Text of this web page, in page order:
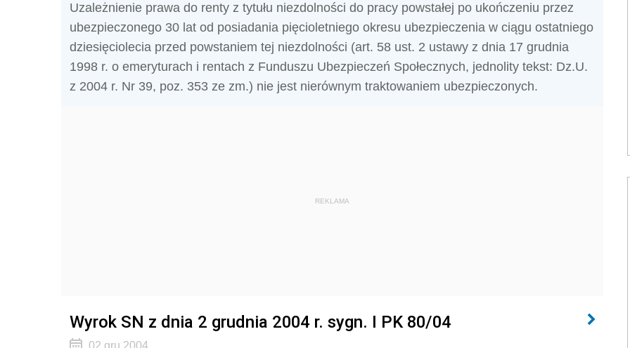
Uzależnienie prawa do renty z tytułu niezdolności do pracy powstałej po ukończeniu przez
ubezpieczonego 30 lat od posiadania pięcioletniego okresu ubezpieczenia w ciągu ostatniego
dziesięciolecia przed powstaniem tej niezdolności (art. 58 ust. 2 ustawy z dnia 17 grudnia
1998 r. o emeryturach i rentach z Funduszu Ubezpieczeń Społecznych, jednolity tekst: Dz.U.
z 2004 r. Nr 39, poz. 353 ze zm.) nie jest nierównym traktowaniem ubezpieczonych.
REKLAMA
Wyrok SN z dnia 2 grudnia 2004 r. sygn. I PK 80/04
02 gru 2004